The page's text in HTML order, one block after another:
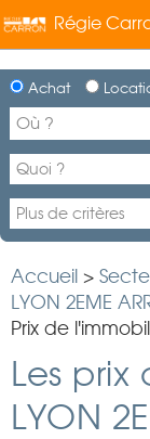
Régie
Achat
Accueil >
LYON 2EME
Prix de
Les
LYON